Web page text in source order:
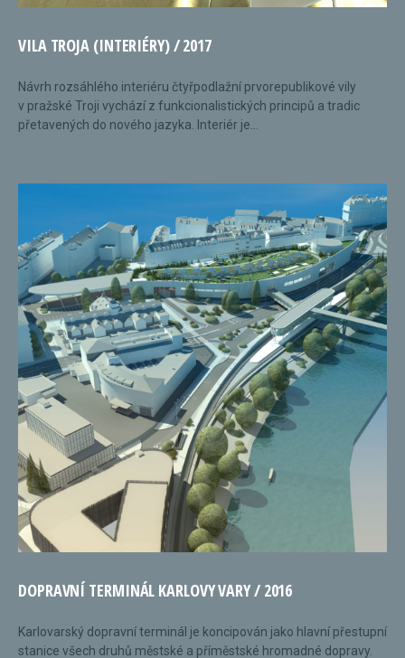
VILA TROJA (INTERIÉRY) / 2017
Návrh rozsáhlého interiéru čtyřpodlažní prvorepublikové vily
v pražské Troji vychází z funkcionalistických principů a tradic
přetavených do nového jazyka. Interiér je...
DOPRAVNÍ TERMINÁL KARLOVY VARY / 2016
Karlovarský dopravní terminál je koncipován jako hlavní přestupní
stanice všech druhů městské a příměstské hromadné dopravy.